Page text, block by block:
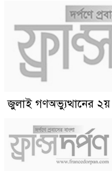
জুলাই গণঅভ্যুত্থানের ২য়